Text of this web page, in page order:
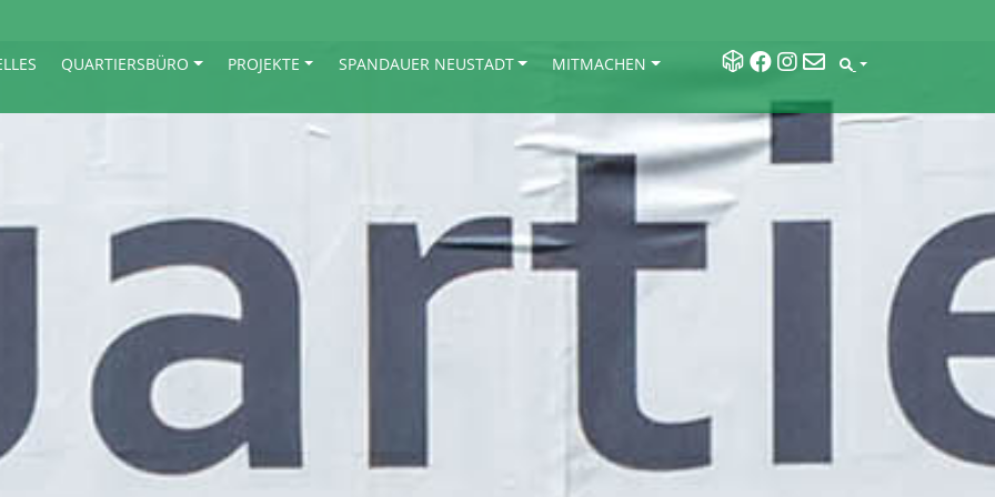
QUARTIERSBÜRO PROJEKTE SPANDAUER NEUSTADT MITMACHEN SEARCH